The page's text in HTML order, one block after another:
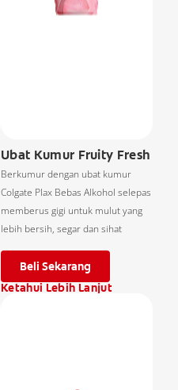
Ubat Kumur Fruity Fresh
Berkumur dengan ubat kumur
Colgate Plax Bebas Alkohol selepas
memberus gigi untuk mulut yang
lebih bersih, segar dan sihat
Beli Sekarang
Ketahui Lebih Lanjut